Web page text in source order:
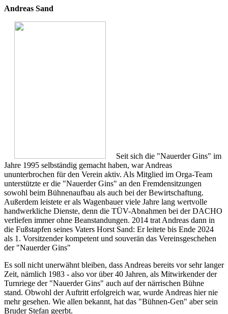
Andreas Sand
Seit sich die "Nauerder Gins" im
Jahre 1995 selbständig gemacht haben, war Andreas
ununterbrochen für den Verein aktiv. Als Mitglied im Orga-Team
unterstützte er die "Nauerder Gins" an den Fremdensitzungen
sowohl beim Bühnenaufbau als auch bei der Bewirtschaftung.
Außerdem leistete er als Wagenbauer viele Jahre lang wertvolle
handwerkliche Dienste, denn die TÜV-Abnahmen bei der DACHO
verliefen immer ohne Beanstandungen. 2014 trat Andreas dann in
die Fußstapfen seines Vaters Horst Sand: Er leitete bis Ende 2024
als 1. Vorsitzender kompetent und souverän das Vereinsgeschehen
der "Nauerder Gins"
Es soll nicht unerwähnt bleiben, dass Andreas bereits vor sehr langer
Zeit, nämlich 1983 - also vor über 40 Jahren, als Mitwirkender der
Turnriege der "Nauerder Gins" auch auf der närrischen Bühne
stand. Obwohl der Auftritt erfolgreich war, wurde Andreas hier nie
mehr gesehen. Wie allen bekannt, hat das "Bühnen-Gen" aber sein
Bruder Stefan geerbt.